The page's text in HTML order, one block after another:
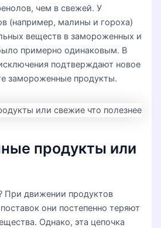
чем в свежей. У
(например, малины и гороха)
веществ в замороженных и
примерно одинаковым. В
подтверждают новое
замороженные продукты.
продукты или
При движении продуктов
они постепенно теряют
Однако, эта цепочка